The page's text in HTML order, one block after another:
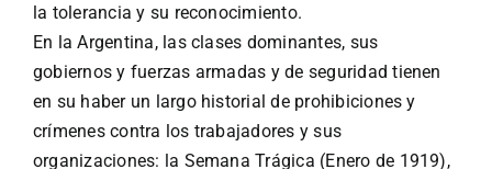
la tolerancia y su reconocimiento.
En la Argentina, las clases dominantes, sus
gobiernos y fuerzas armadas y de seguridad tienen
en su haber un largo historial de prohibiciones y
crímenes contra los trabajadores y sus
organizaciones: la Semana Trágica (Enero de 1919),